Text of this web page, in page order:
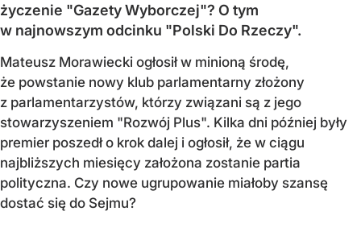
życzenie "Gazety Wyborczej"? O tym
w najnowszym odcinku "Polski Do Rzeczy".
Mateusz Morawiecki ogłosił w minioną środę,
że powstanie nowy klub parlamentarny złożony
z parlamentarzystów, którzy związani są z jego
stowarzyszeniem "Rozwój Plus". Kilka dni później były
premier poszedł o krok dalej i ogłosił, że w ciągu
najbliższych miesięcy założona zostanie partia
polityczna. Czy nowe ugrupowanie miałoby szansę
dostać się do Sejmu?